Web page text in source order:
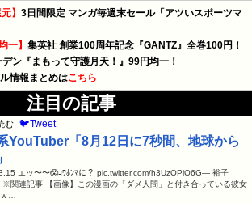
】 3日間限定 マンガ毎週末セール「アツいスポーツマ
一】 集英社 創業100周年記念『GANTZ』全巻100円！
ン『まもって守護月天！』99円均一！
情報まとめはこちら
注目の記事
む 🐦Tweet
YouTuber「8月12日に7秒間、地球から
エッ〜〜😱ｺﾜﾎﾝﾏに？ pic.twitter.com/h3UzOPlO6G— 裕子
関連記事 【画像】この漫画の「ダメ人間」と付き合っている彼女
…